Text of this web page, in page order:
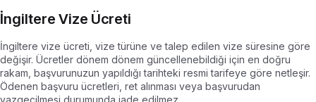
İngiltere Vize Ücreti
İngiltere vize ücreti, vize türüne ve talep edilen vize süresine göre
değişir. Ücretler dönem dönem güncellenebildiği için en doğru
rakam, başvurunuzun yapıldığı tarihteki resmi tarifeye göre netleşir.
Ödenen başvuru ücretleri, ret alınması veya başvurudan